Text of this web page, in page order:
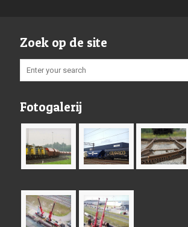
Zoek op de site
Fotogalerij